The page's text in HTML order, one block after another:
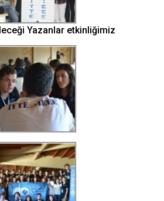
Yazanlar etkinliğimiz